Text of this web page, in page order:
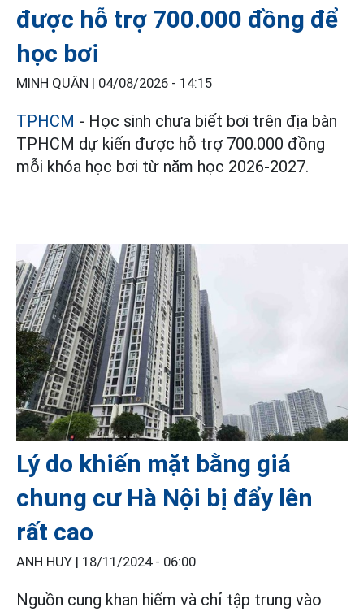
được hỗ trợ 700.000 đồng để
học bơi
MINH QUÂN | 04/08/2026 - 14:15
TPHCM - Học sinh chưa biết bơi trên địa bàn
TPHCM dự kiến được hỗ trợ 700.000 đồng
mỗi khóa học bơi từ năm học 2026-2027.
Lý do khiến mặt bằng giá
chung cư Hà Nội bị đẩy lên
rất cao
ANH HUY | 18/11/2024 - 06:00
Nguồn cung khan hiếm và chỉ tập trung vào